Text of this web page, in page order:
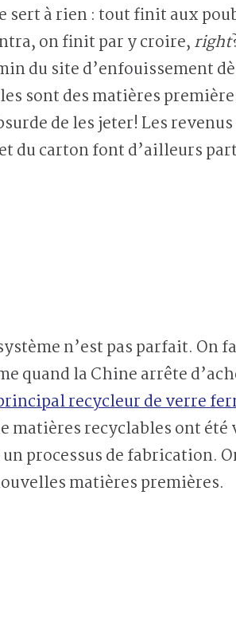
on finit par y croire,right
du site d’enfouissement
sont des matières
de les jeter! Les
du carton font d’ailleurs
n’est pas parfait. On
quand la Chine arrête
recycleur de verre
matières recyclables ont
processus de fabrication.
matières premières.